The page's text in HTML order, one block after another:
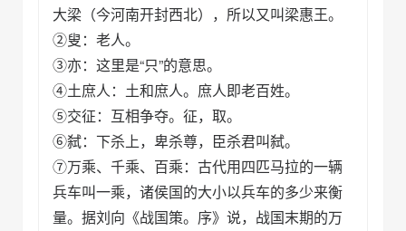
大梁（今河南开封西北），所以又叫梁惠王。
②叟：老人。
③亦：这里是“只”的意思。
④土庶人：土和庶人。庶人即老百姓。
⑤交征：互相争夺。征，取。
⑥弑：下杀上，卑杀尊，臣杀君叫弑。
⑦万乘、千乘、百乘：古代用四匹马拉的一辆
兵车叫一乘，诸侯国的大小以兵车的多少来衡
量。据刘向《战国策。序》说，战国末期的万